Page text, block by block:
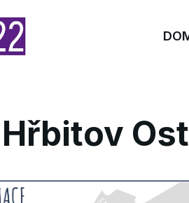
Hřbitov